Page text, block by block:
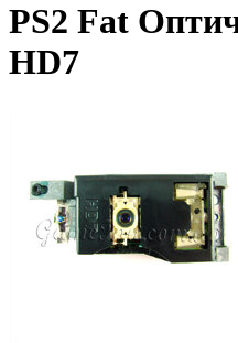
PS2 Fat
HD7